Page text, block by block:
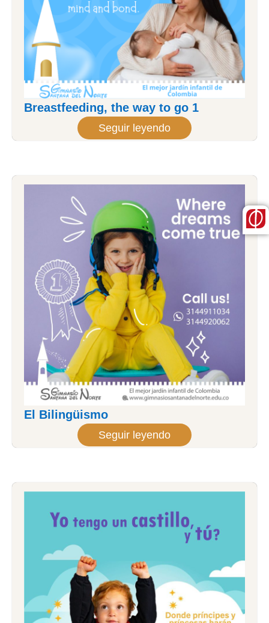
Breastfeeding, the way to go 1
Seguir leyendo
El Bilingüismo
Seguir leyendo